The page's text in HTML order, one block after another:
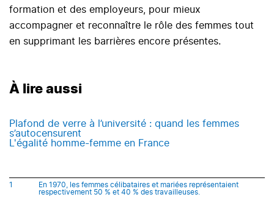
formation et des employeurs, pour mieux
accompagner et reconnaître le rôle des femmes tout
en supprimant les barrières encore présentes.
À lire aussi
Plafond de verre à l’université : quand les femmes
s’autocensurent
L'égalité homme-femme en France
1
En 1970, les femmes célibataires et mariées représentaient
respectivement 50 % et 40 % des travailleuses.